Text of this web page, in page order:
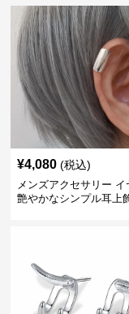
¥4,080 (税込)
メンズアクセサリー イ
艶やかなシンプル耳上